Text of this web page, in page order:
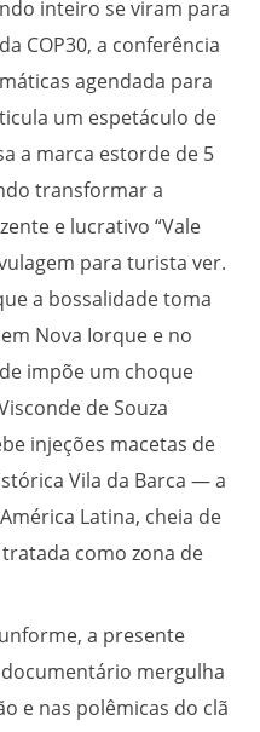
inteiro se viram para
COP30, a conferência
agendada para
um espetáculo de
a marca estorde de 5
transformar a
e lucrativo “Vale
para turista ver.
a bossalidade toma
Nova Iorque e no
impõe um choque
de Souza
injeções macetas de
Vila da Barca — a
Latina, cheia de
como zona de
a presente
mergulha
e nas polêmicas do clã